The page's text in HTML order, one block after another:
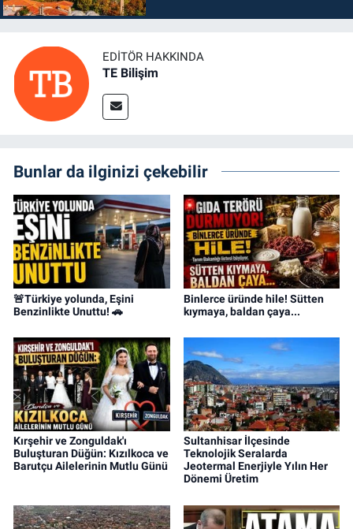
EDITÖR HAKKINDA
TE Bilişim
Bunlar da ilginizi çekebilir
🚨Türkiye yolunda, Eşini
Benzinlikte Unuttu! 🚗
Binlerce üründe hile! Sütten
kıymaya, baldan çaya...
Kırşehir ve Zonguldak'ı
Buluşturan Düğün: Kızılkoca ve
Barutçu Ailelerinin Mutlu Günü
Sultanhisar İlçesinde
Teknolojik Seralarda
Jeotermal Enerjiyle Yılın Her
Dönemi Üretim